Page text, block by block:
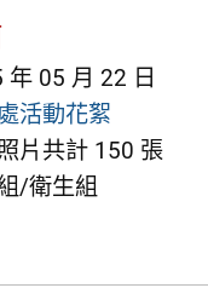
年 05 月 22 日
活動花絮
片共計 150 張
/衛生組